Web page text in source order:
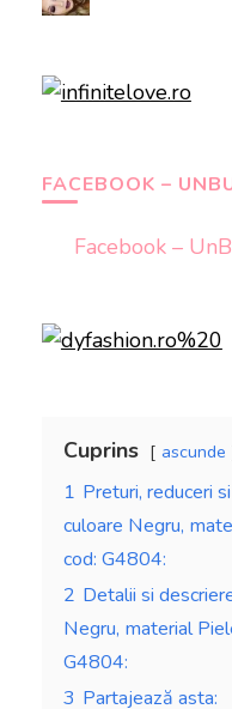
FACEBOOK –
Facebook –
Cuprins ascunde
1 Preturi, reduceri
culoare Negru,
cod: G4804:
2 Detalii si
Negru, material
G4804:
3 Partajează asta: